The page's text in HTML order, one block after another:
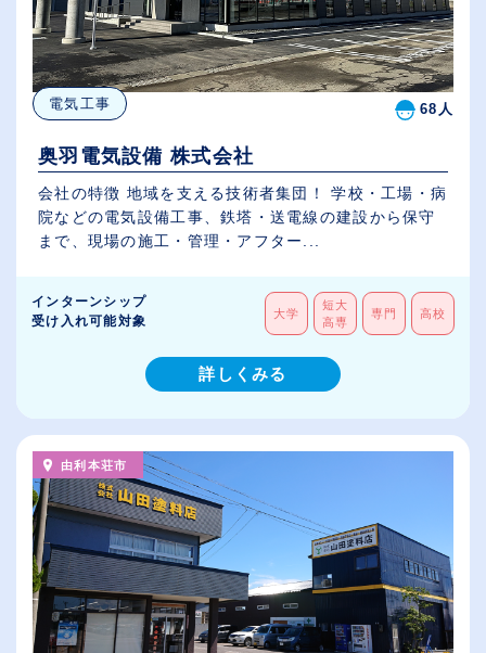
電気工事 68人
奥羽電気設備 株式会社
会社の特徴 地域を支える技術者集団！ 学校・工場・病
院などの電気設備工事、鉄塔・送電線の建設から保守
まで、現場の施工・管理・アフター...
インターンシップ
受け入れ可能対象
大学
短大
高専
専門 高校
詳しくみる
由利本荘市